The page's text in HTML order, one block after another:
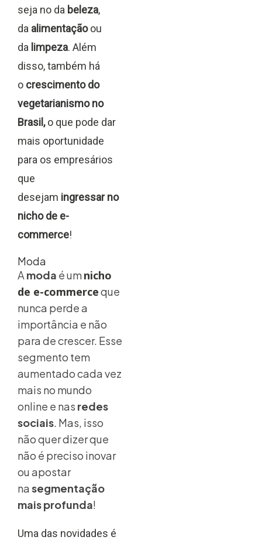
seja no da beleza,
da alimentaçãoou
da limpeza. Além
disso, também há
o crescimento do
vegetarianismo no
Brasil,o que pode dar
mais oportunidade
para os empresários
que
desejam ingressar no
nicho de e-
commerce!
Moda
A moda é umnicho
de e-commerceque
nunca perde a
importância e não
para de crescer. Esse
segmento tem
aumentado cada vez
mais no mundo
online e nas redes
sociais . Mas, isso
não quer dizer que
não é preciso inovar
ou apostar
nasegmentação
mais profunda!
Uma das novidades é